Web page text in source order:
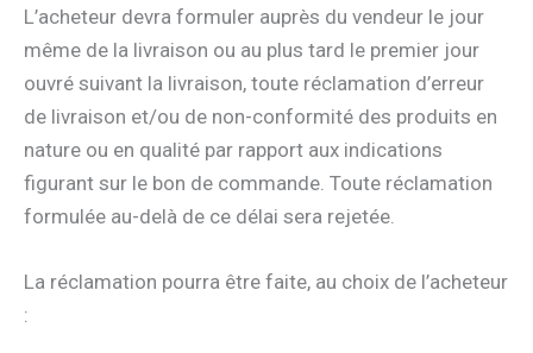
L’acheteur devra formuler auprès du vendeur le jour
même de la livraison ou au plus tard le premier jour
ouvré suivant la livraison, toute réclamation d’erreur
de livraison et/ou de non-conformité des produits en
nature ou en qualité par rapport aux indications
figurant sur le bon de commande. Toute réclamation
formulée au-delà de ce délai sera rejetée.
La réclamation pourra être faite, au choix de l’acheteur
: